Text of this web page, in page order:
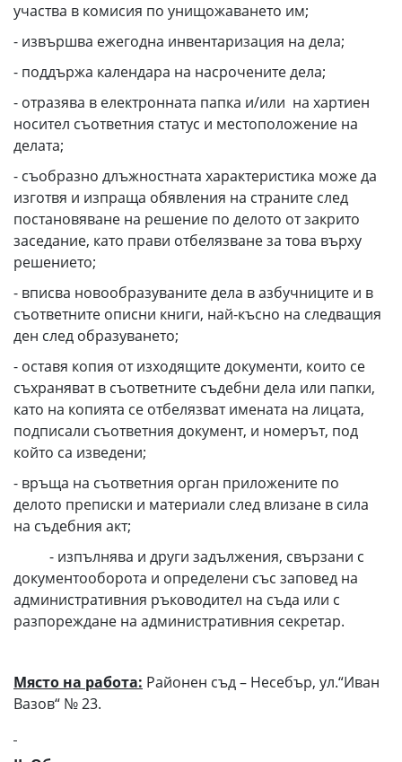
участва в комисия по унищожаването им;
- извършва ежегодна инвентаризация на дела;
- поддържа календара на насрочените дела;
- отразява в електронната папка и/или на хартиен
носител съответния статус и местоположение на
делата;
- съобразно длъжностната характеристика може да
изготвя и изпраща обявления на страните след
постановяване на решение по делото от закрито
заседание, като прави отбелязване за това върху
решението;
- вписва новообразуваните дела в азбучниците и в
съответните описни книги, най-късно на следващия
ден след образуването;
- оставя копия от изходящите документи, които се
съхраняват в съответните съдебни дела или папки,
като на копията се отбелязват имената на лицата,
подписали съответния документ, и номерът, под
който са изведени;
- връща на съответния орган приложените по
делото преписки и материали след влизане в сила
на съдебния акт;
- изпълнява и други задължения, свързани с
документооборота и определени със заповед на
административния ръководител на съда или с
разпореждане на административния секретар.
Място на работа: Районен съд – Несебър, ул.“Иван
Вазов“ № 23.